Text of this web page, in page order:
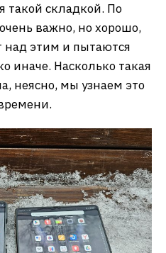
такой складкой. По
важно, но хорошо,
над этим и пытаются
иначе. Насколько такая
неясно, мы узнаем это